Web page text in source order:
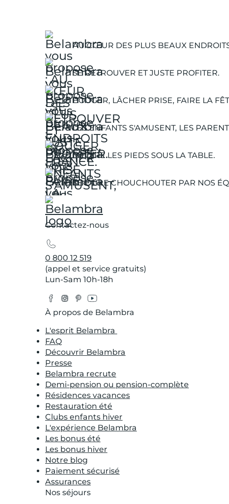
AU CŒUR DES PLUS BEAUX
SE RETROUVER ET JUSTE PROFITER.
BOUGER, LÂCHER PRISE, FAIRE LA
LES ENFANTS S'AMUSENT, LES
METTRE LES PIEDS SOUS LA TABLE.
SE FAIRE CHOUCHOUTER PAR NOS
Contactez-nous
0 800 12 519
(appel et service gratuits)
Lun-Sam 10h-18h
Facebook
Instagram
Pinterest
YouTube
À propos de Belambra
L'esprit Belambra
FAQ
Découvrir Belambra
Presse
Belambra recrute
Demi-pension ou pension-complète
Résidences vacances
Restauration été
Clubs enfants hiver
L'expérience Belambra
Les bonus été
Les bonus hiver
Notre blog
Paiement sécurisé
Assurances
Nos séjours